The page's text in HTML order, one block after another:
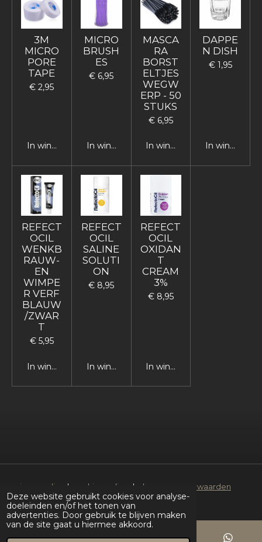
Deze website gebruikt cookies voor analyse-
doeleinden en/of het tonen van
advertenties. Door gebruik te blijven maken
van de site gaat u hiermee akkoord.
3M
MICRO
PORE
TAPE
€ 2,95
In winkelwagen
MICRO
BRUSH
ES
€ 6,95
In winkelwagen
MASCA
RA
BORST
ELTJES
WEGW
ERP - 50
STUKS
€ 6,95
In winkelwagen
DAPPE
N DISH
€ 1,95
In
REFECT
OCIL
WENKB
RAUW-
EN
WIMPE
R VERF
BLAUW
/ZWAR
T
€ 5,95
In winkelwagen
REFECT
OCIL
SALINE
SOLUTI
ON
€ 8,95
In winkelwagen
REFECT
OCIL
OXIDAN
T
CREAM
3%
€ 8,95
In winkelwagen
privacy policy | cookies policy |
algemene voorwaarden
© 2026 | Facefacts Beauty Supplies